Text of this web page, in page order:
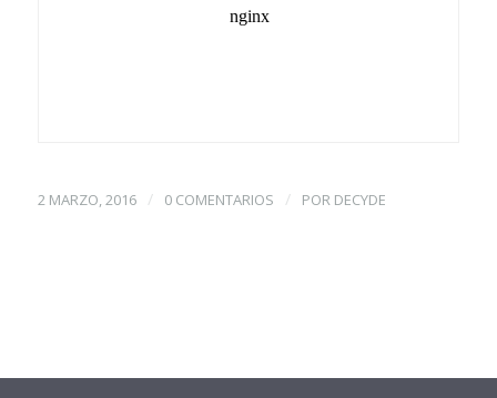
2 MARZO, 2016 / 0 COMENTARIOS / POR DECYDE